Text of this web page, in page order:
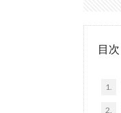
目次
1.
2.